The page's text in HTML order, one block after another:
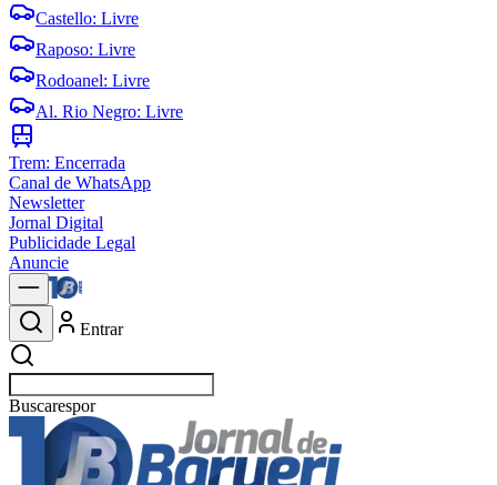
Castello: Livre
Raposo: Livre
Rodoanel: Livre
Al. Rio Negro: Livre
Trem: Encerrada
Canal de WhatsApp
Newsletter
Jornal Digital
Publicidade Legal
Anuncie
Entrar
Buscarno